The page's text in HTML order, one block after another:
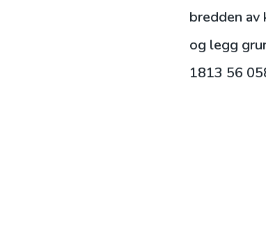
bredden av
og legg
1813 56